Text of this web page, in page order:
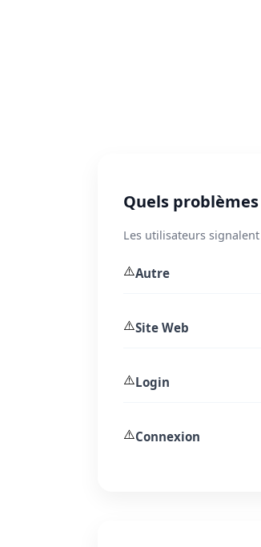
Quels
Les utilisateurs
⚠️Autre
⚠️Site Web
⚠️Login
⚠️Connexion